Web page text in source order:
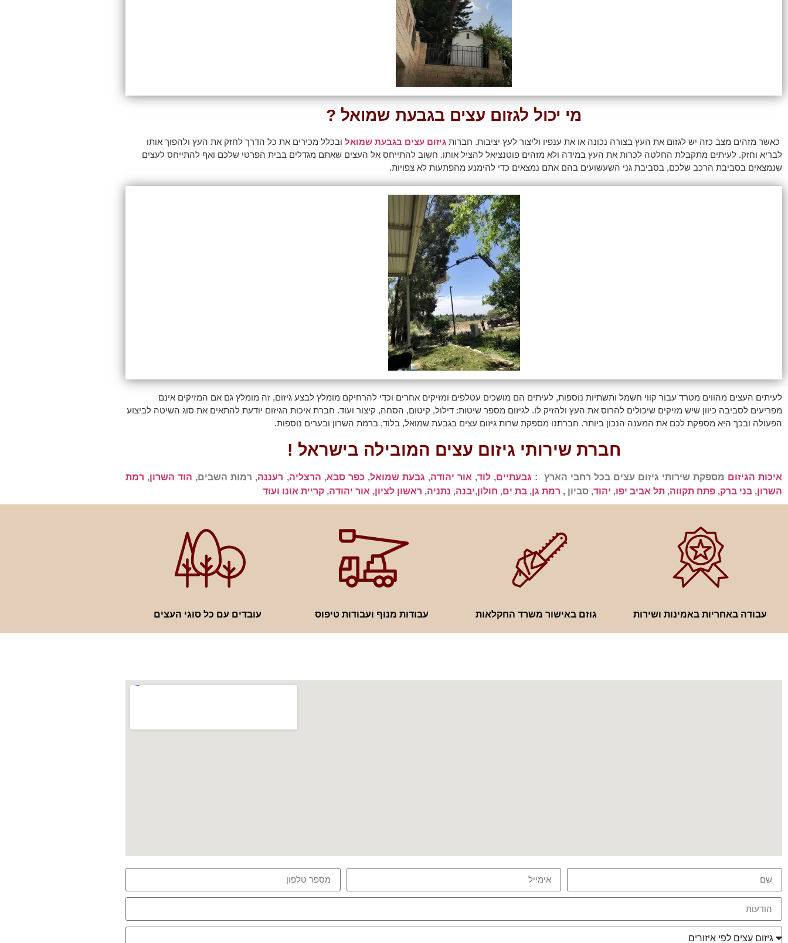
מי יכול לגזום עצים בגבעת שמואל ?
כאשר מזהים מצב כזה יש לגזום את העץ בצורה נכונה או את ענפיו וליצור לעץ יציבות. חברות גיזום עצים בגבעת שמואל ובכלל מכירים את כל הדרך לחזק את העץ ולהפוך אותו
לבריא וחזק. לעיתים מתקבלת החלטה לכרות את העץ במידה ולא מזהים פוטנציאל להציל אותו. חשוב להתייחס אל העצים שאתם מגדלים בבית הפרטי שלכם ואף להתייחס לעצים
שנמצאים בסביבת הרכב שלכם, בסביבת גני השעשועים בהם אתם נמצאים כדי להימנע מהפתעות לא צפויות.
לעיתים העצים מהווים מטרד עבור קווי חשמל ותשתיות נוספות, לעיתים הם מושכים עטלפים ומזיקים אחרים וכדי להרחיקם מומלץ לבצע גיזום, זה מומלץ גם אם המזיקים אינם
מפריעים לסביבה כיוון שיש מזיקים שיכולים להרוס את העץ ולהזיק לו. לגיזום מספר שיטות: דילול, קיטום, הסחה, קיצור ועוד. חברת איכות הגיזום יודעת להתאים את סוג השיטה לביצוע
הפעולה ובכך היא מספקת לכם את המענה הנכון ביותר. חברתנו מספקת שרות גיזום עצים בגבעת שמואל, בלוד, ברמת השרון ובערים נוספות.
חברת שירותי גיזום עצים המובילה בישראל !
איכות הגיזום מספקת שירותי גיזום עצים בכל רחבי הארץ : גבעתיים, לוד, אור יהודה, גבעת שמואל, כפר סבא, הרצליה, רעננה, רמות השבים, הוד השרון, רמת
השרון, בני ברק, פתח תקווה, תל אביב יפו, יהוד, סביון , רמת גן, בת ים, חולון,יבנה, נתניה, ראשון לציון, אור יהודה, קריית אונו ועוד
עבודה באחריות באמינות ושירות גוזם באישור משרד החקלאות עבודות מנוף ועבודות טיפוס עובדים עם כל סוגי העצים